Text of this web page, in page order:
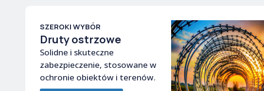
SZEROKI WYBÓR
Druty ostrzowe
Solidne i skuteczne
zabezpieczenie, stosowane w
ochronie obiektów i terenów.